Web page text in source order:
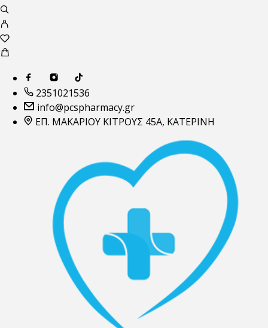
2351021536
info@pcspharmacy.gr
ΕΠ. ΜΑΚΑΡΙΟΥ ΚΙΤΡΟΥΣ 45Α, ΚΑΤΕΡΙΝΗ